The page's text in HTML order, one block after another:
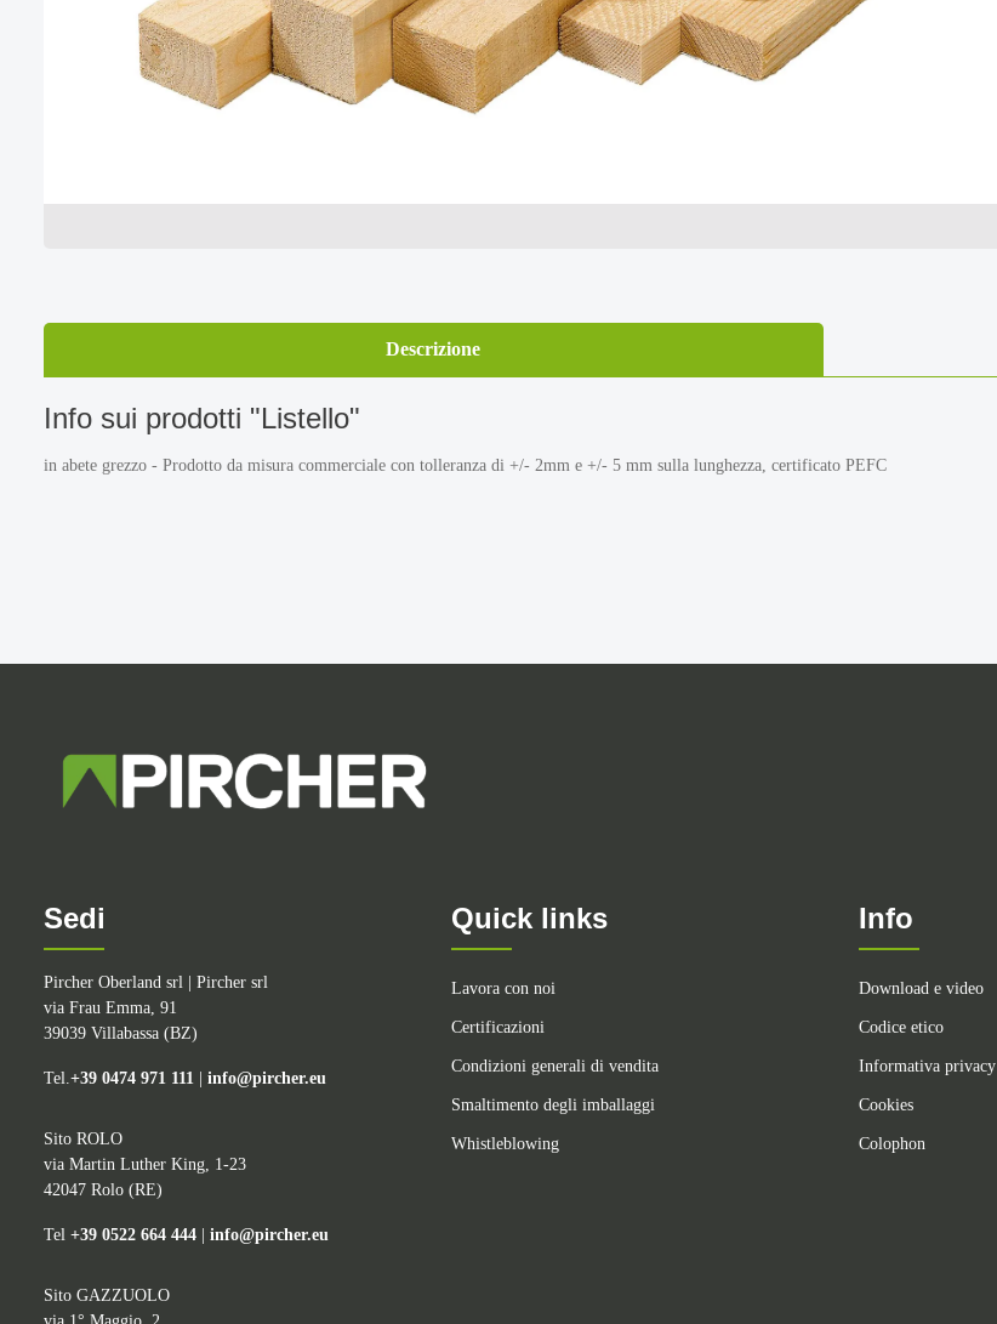
Descrizione
Info sui prodotti "Listello"
in abete grezzo - Prodotto da misura commerciale con tolleranza di +/- 2mm e +/- 5 mm sulla lunghezza, certificato PEFC
Sedi
Pircher Oberland srl | Pircher srl
via Frau Emma, 91
39039 Villabassa (BZ)
Tel.+39 0474 971 111 info@pircher.eu
Sito ROLO
via Martin Luther King, 1-23
42047 Rolo (RE)
Tel +39 0522 664 444 info@pircher.eu
Sito GAZZUOLO
Quick links
Lavora con noi
Certificazioni
Condizioni generali di vendita
Smaltimento degli imballaggi
Whistleblowing
Info
Download e video
Codice etico
Informativa privacy
Cookies
Colophon